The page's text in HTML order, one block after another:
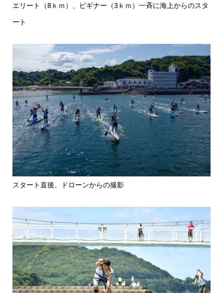
エリート（8ｋｍ）、ビギナー（3ｋｍ）一斉に海上からのスタ
ート
スタート直後、ドローンからの撮影